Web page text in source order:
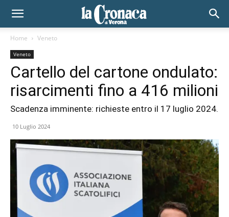
Home Veneto
Veneto
Cartello del cartone ondulato:
risarcimenti fino a 416 milioni
Scadenza imminente: richieste entro il 17 luglio 2024.
10 Luglio 2024